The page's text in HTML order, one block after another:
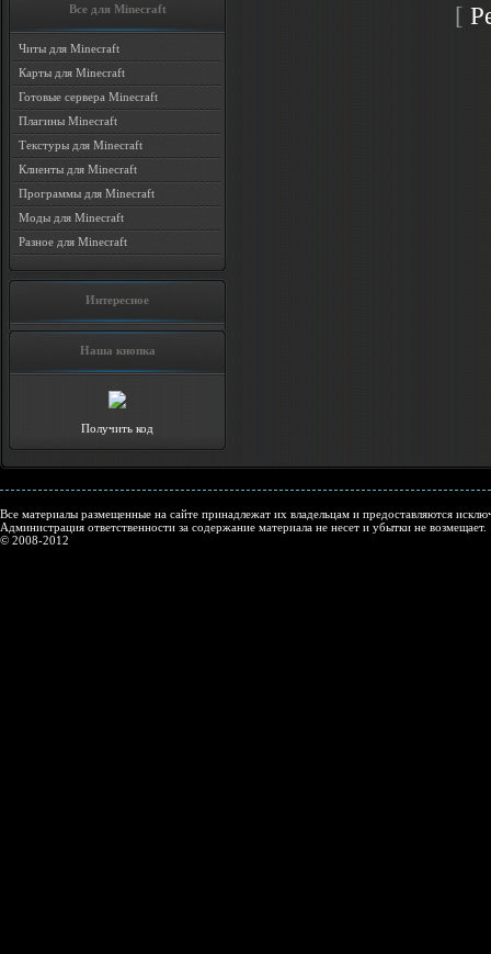
Все для Minecraft
Читы для Minecraft
Карты для Minecraft
Готовые сервера Minecraft
Плагины Minecraft
Текстуры для Minecraft
Клиенты для Minecraft
Программы для Minecraft
Моды для Minecraft
Разное для Minecraft
Интересное
Наша кнопка
Получить код
[
Все материалы размещенные на сайте принадлежат их владельцам и предоставляются
Администрация ответственности за содержание материала не несет и убытки не возмещает.
© 2008-2012